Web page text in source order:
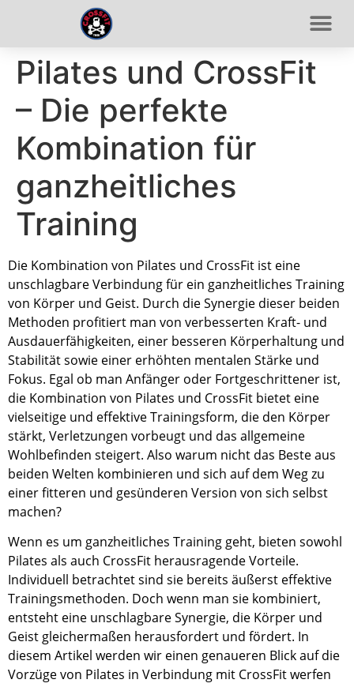
Pilates und CrossFit
– Die perfekte
Kombination für
ganzheitliches
Training
Die Kombination von Pilates und CrossFit ist eine
unschlagbare Verbindung für ein ganzheitliches Training
von Körper und Geist. Durch die Synergie dieser beiden
Methoden profitiert man von verbesserten Kraft- und
Ausdauerfähigkeiten, einer besseren Körperhaltung und
Stabilität sowie einer erhöhten mentalen Stärke und
Fokus. Egal ob man Anfänger oder Fortgeschrittener ist,
die Kombination von Pilates und CrossFit bietet eine
vielseitige und effektive Trainingsform, die den Körper
stärkt, Verletzungen vorbeugt und das allgemeine
Wohlbefinden steigert. Also warum nicht das Beste aus
beiden Welten kombinieren und sich auf dem Weg zu
einer fitteren und gesünderen Version von sich selbst
machen?
Wenn es um ganzheitliches Training geht, bieten sowohl
Pilates als auch CrossFit herausragende Vorteile.
Individuell betrachtet sind sie bereits äußerst effektive
Trainingsmethoden. Doch wenn man sie kombiniert,
entsteht eine unschlagbare Synergie, die Körper und
Geist gleichermaßen herausfordert und fördert. In
diesem Artikel werden wir einen genaueren Blick auf die
Vorzüge von Pilates in Verbindung mit CrossFit werfen